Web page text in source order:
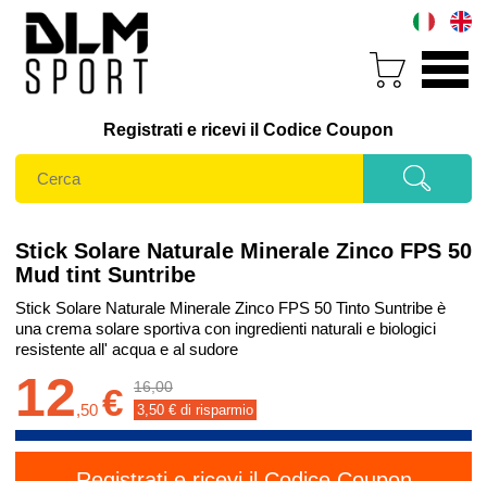
Registrati e ricevi il Codice Coupon
Stick Solare Naturale Minerale Zinco FPS 50
Mud tint Suntribe
Stick Solare Naturale Minerale Zinco FPS 50 Tinto Suntribe è
una crema solare sportiva con ingredienti naturali e biologici
resistente all' acqua e al sudore
12,50 € 16,00
3,50 € di risparmio